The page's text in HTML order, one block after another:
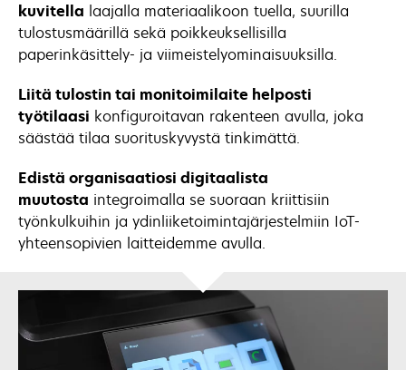
kuvitella laajalla materiaalikoon tuella, suurilla
tulostusmäärillä sekä poikkeuksellisilla
paperinkäsittely- ja viimeistelyominaisuuksilla.
Liitä tulostin tai monitoimilaite helposti
työtilaasi konfiguroitavan rakenteen avulla, joka
säästää tilaa suorituskyvystä tinkimättä.
Edistä organisaatiosi digitaalista
muutosta integroimalla se suoraan kriittisiin
työnkulkuihin ja ydinliiketoimintajärjestelmiin IoT-
yhteensopivien laitteidemme avulla.